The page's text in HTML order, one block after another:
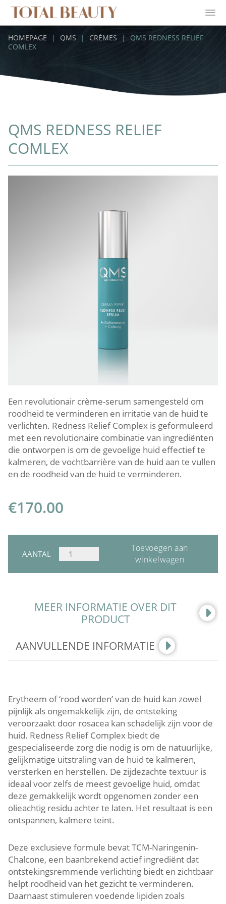
HOMEPAGE | QMS | CRÈMES |
QMS REDNESS RELIEF
COMLEX
QMS REDNESS RELIEF
COMLEX
Een revolutionair crème-serum samengesteld om
roodheid te verminderen en irritatie van de huid te
verlichten. Redness Relief Complex is geformuleerd
met een revolutionaire combinatie van ingrediënten
die ontworpen is om de gevoelige huid effectief te
kalmeren, de vochtbarrière van de huid aan te vullen
en de roodheid van de huid te verminderen.
€170.00
AANTAL
QMS
REDNESS
RELIEF
Toevoegen aan
winkelwagen
MEER INFORMATIE OVER DIT
PRODUCT
AANVULLENDE INFORMATIE
Erytheem of ‘rood worden’ van de huid kan zowel
pijnlijk als ongemakkelijk zijn, de ontsteking
veroorzaakt door rosacea kan schadelijk zijn voor de
huid. Redness Relief Complex biedt de
gespecialiseerde zorg die nodig is om de natuurlijke,
gelijkmatige uitstraling van de huid te kalmeren,
versterken en herstellen. De zijdezachte textuur is
ideaal voor zelfs de meest gevoelige huid, omdat
deze gemakkelijk wordt opgenomen zonder een
olieachtig residu achter te laten. Het resultaat is een
ontspannen, kalmere teint.
Deze exclusieve formule bevat TCM-Naringenin-
Chalcone, een baanbrekend actief ingrediënt dat
ontstekingsremmende verlichting biedt en zichtbaar
helpt roodheid van het gezicht te verminderen.
Daarnaast stimuleren voedende lipiden zoals